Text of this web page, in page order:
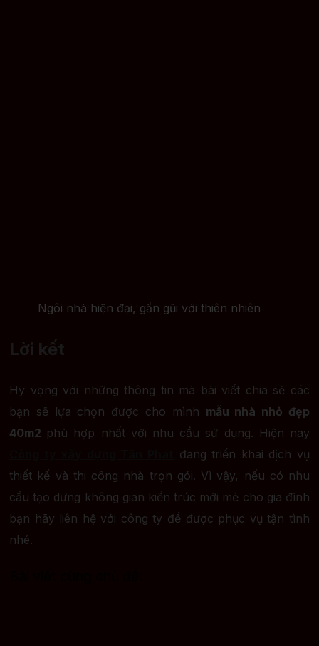
Ngôi nhà hiện đại, gần gũi với thiên nhiên
Lời kết
Hy vọng với những thông tin mà bài viết chia sẻ các
bạn sẽ lựa chọn được cho mình mẫu nhà nhỏ đẹp
40m2 phù hợp nhất với nhu cầu sử dụng. Hiện nay
đang triển khai dịch vụ
thiết kế và thi công nhà trọn gói. Vì vậy, nếu có nhu
cầu tạo dựng không gian kiến trúc mới mẻ cho gia đình
bạn hãy liên hệ với công ty để được phục vụ tận tình
nhé.